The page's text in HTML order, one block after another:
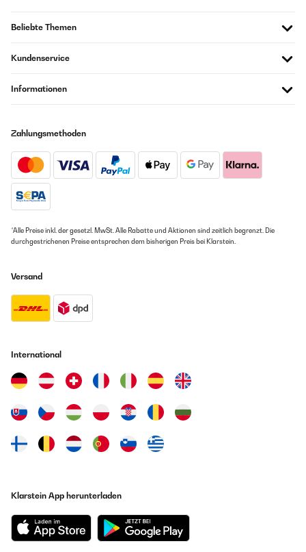
Beliebte Themen
Kundenservice
Informationen
Zahlungsmethoden
*Alle Preise inkl. der gesetzl. MwSt. Alle Rabatte und Aktionen sind zeitlich begrenzt. Die
durchgestrichenen Preise entsprechen dem bisherigen Preis bei Klarstein.
Versand
International
Klarstein App herunterladen